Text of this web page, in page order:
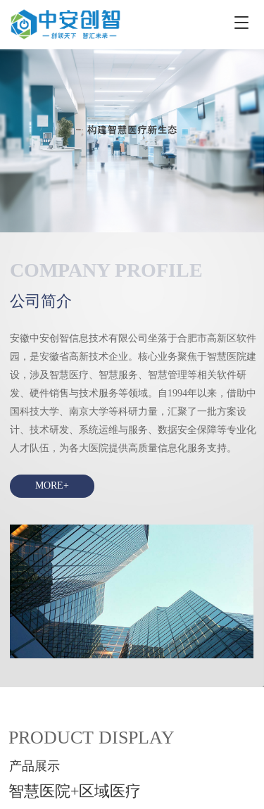
T
l
e
n
a
i
t
COMPANY PROFILE
公司简介
安徽中安创智信息技术有限公司坐落于合肥市高新区软件
园，是安徽省高新技术企业。核心业务聚焦于智慧医院建
设，涉及智慧医疗、智慧服务、智慧管理等相关软件研
发、硬件销售与技术服务等领域。自1994年以来，借助中
国科技大学、南京大学等科研力量，汇聚了一批方案设
计、技术研发、系统运维与服务、数据安全保障等专业化
人才队伍，为各大医院提供高质量信息化服务支持。
MORE+
PRODUCT DISPLAY
产品展示
智慧医院+区域医疗